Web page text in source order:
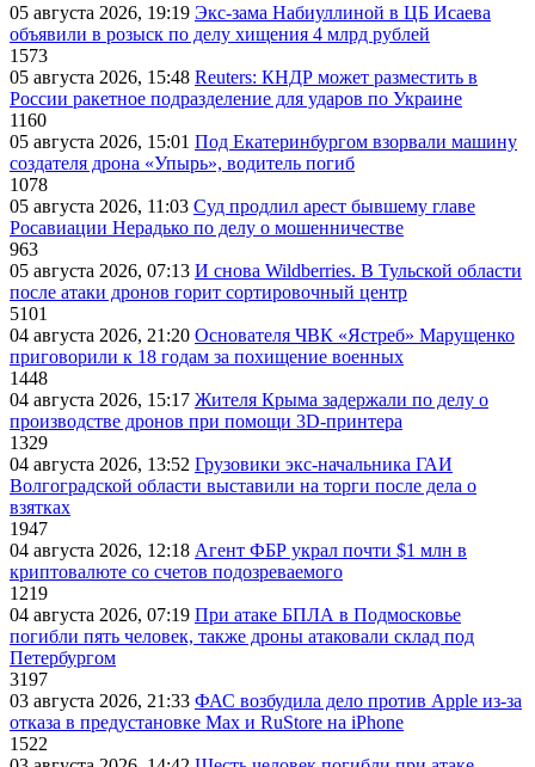
05 августа 2026, 19:19 Экс-зама Набиуллиной в ЦБ Исаева
объявили в розыск по делу хищения 4 млрд рублей
1573
05 августа 2026, 15:48 Reuters: КНДР может разместить в
России ракетное подразделение для ударов по Украине
1160
05 августа 2026, 15:01 Под Екатеринбургом взорвали машину
создателя дрона «Упырь», водитель погиб
1078
05 августа 2026, 11:03 Суд продлил арест бывшему главе
Росавиации Нерадько по делу о мошенничестве
963
05 августа 2026, 07:13 И снова Wildberries. В Тульской области
после атаки дронов горит сортировочный центр
5101
04 августа 2026, 21:20 Основателя ЧВК «Ястреб» Марущенко
приговорили к 18 годам за похищение военных
1448
04 августа 2026, 15:17 Жителя Крыма задержали по делу о
производстве дронов при помощи 3D‑принтера
1329
04 августа 2026, 13:52 Грузовики экс-начальника ГАИ
Волгоградской области выставили на торги после дела о
взятках
1947
04 августа 2026, 12:18 Агент ФБР украл почти $1 млн в
криптовалюте со счетов подозреваемого
1219
04 августа 2026, 07:19 При атаке БПЛА в Подмосковье
погибли пять человек, также дроны атаковали склад под
Петербургом
3197
03 августа 2026, 21:33 ФАС возбудила дело против Apple из-за
отказа в предустановке Max и RuStore на iPhone
1522